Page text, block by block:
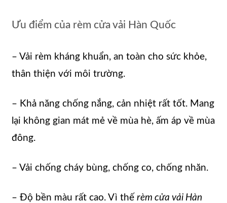
Ưu điểm của rèm cửa vải Hàn Quốc
– Vải rèm kháng khuẩn, an toàn cho sức khỏe,
thân thiện với môi trường.
– Khả năng chống nắng, cản nhiệt rất tốt. Mang
lại không gian mát mẻ về mùa hè, ấm áp về mùa
đông.
– Vải chống cháy bùng, chống co, chống nhăn.
– Độ bền màu rất cao. Vì thế rèm cửa vải Hàn